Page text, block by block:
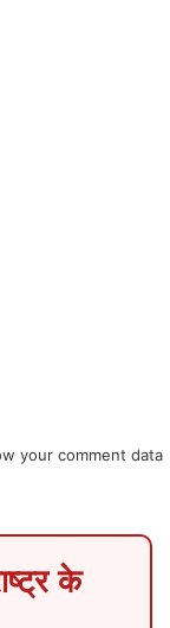
your comment data
के